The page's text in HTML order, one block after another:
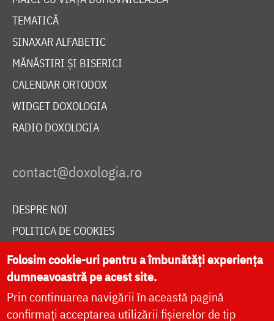
TEMATICĂ
SINAXAR ALFABETIC
MĂNĂSTIRI ȘI BISERICI
CALENDAR ORTODOX
WIDGET DOXOLOGIA
RADIO DOXOLOGIA
DESPRE NOI
POLITICA DE COOKIES
DONEAZĂ ONLINE PENTRU CATEDRALA NAȚIONALĂ
LIVE
Folosim cookie-uri pentru a îmbunătăți experiența
dumneavoastră pe acest site.
Prin continuarea navigării în această pagină
confirmați acceptarea utilizării fișierelor de tip